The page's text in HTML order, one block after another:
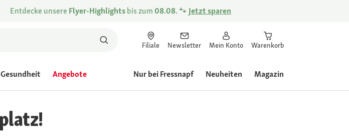
Entdecke unsere Flyer-Highlightsbis zum08.08.🐾 Jetzt sparen
Filiale Newsletter Mein Konto Warenkorb
Gesundheit Angebote Nur bei Fressnapf Neuheiten Magazin